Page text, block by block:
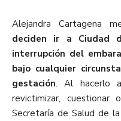
Alejandra Cartagena
deciden ir a Ciudad
interrupción del
bajo cualquier
gestación. Al hacerlo
revictimizar,
Secretaría de Salud de